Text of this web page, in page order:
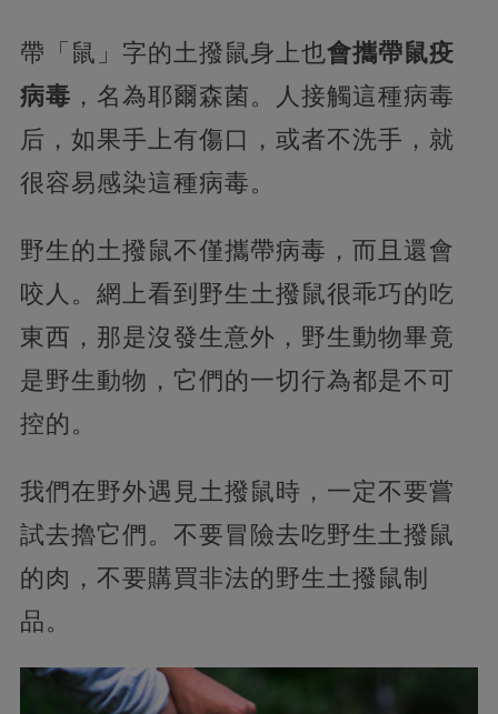
帶「鼠」字的土撥鼠身上也會攜帶鼠疫
病毒 ，名為耶爾森菌。人接觸這種病毒
后，如果手上有傷口，或者不洗手，就
很容易感染這種病毒。
野生的土撥鼠不僅攜帶病毒，而且還會
咬人。網上看到野生土撥鼠很乖巧的吃
東西，那是沒發生意外，野生動物畢竟
是野生動物，它們的一切行為都是不可
控的。
我們在野外遇見土撥鼠時，一定不要嘗
試去擼它們。不要冒險去吃野生土撥鼠
的肉，不要購買非法的野生土撥鼠制
品。